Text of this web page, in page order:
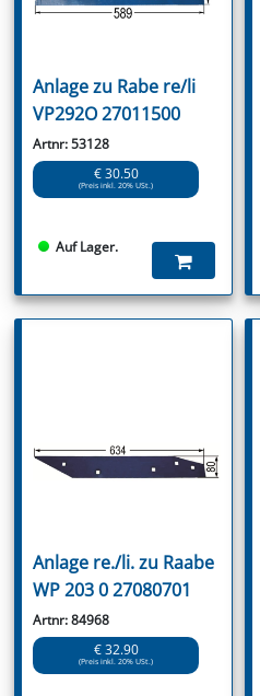
Anlage zu Rabe re/li
VP292O 27011500
Artnr: 53128
€ 30.50
(Preis inkl. 20% USt.)
Auf Lager.
Anlage re./li. zu Raabe
WP 203 0 27080701
Artnr: 84968
€ 32.90
(Preis inkl. 20% USt.)